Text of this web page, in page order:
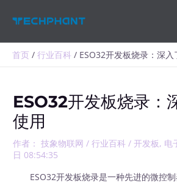
首页 行业百科 ESO32开发板烧录：深入
ESO32开发板烧录：
使用
作者： 技象物联网/行业百科 /开发板, 电
日 08:54:35
ESO32开发板烧录是一种先进的微控制